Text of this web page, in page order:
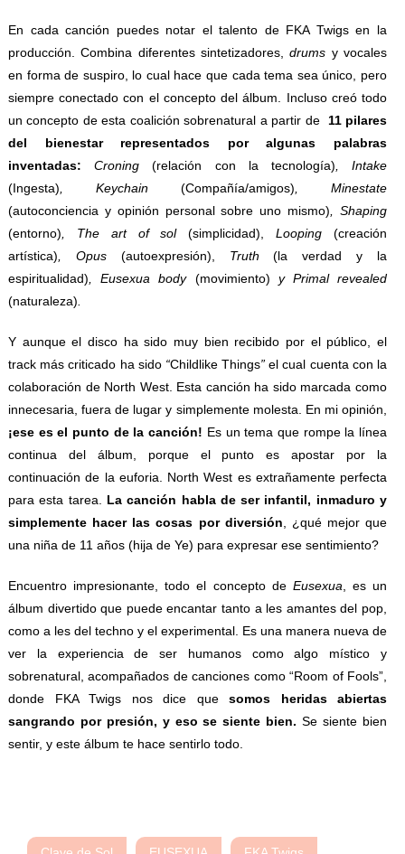
En cada canción puedes notar el talento de FKA Twigs en la
producción. Combina diferentes sintetizadores,drums y vocales
en forma de suspiro, lo cual hace que cada tema sea único, pero
siempre conectado con el concepto del álbum. Incluso creó todo
un concepto de esta coalición sobrenatural a partir de 11 pilares
del bienestar representados por algunas palabras
inventadas:
Croning(relación con la tecnología) , Intake
(Ingesta) , Keychain (Compañía/amigos) , Minestate
(autoconciencia y opinión personal sobre uno mismo) , Shaping
(entorno) , The art of sol(simplicidad), Looping(creación
artística) , Opus (autoexpresión), Truth(la verdad y la
espiritualidad) , Eusexua body (movimiento) y Primal revealed
(naturaleza)
Y aunque el disco ha sido muy bien recibido por el público, el
track más criticado ha sido “Childlike Things” el cual cuenta con la
colaboración de North West. Esta canción ha sido marcada como
innecesaria, fuera de lugar y simplemente molesta. En mi opinión,
¡ese es el punto de la canción! Es un tema que rompe la línea
continua del álbum, porque el punto es apostar por la
continuación de la euforia. North West es extrañamente perfecta
para esta tarea. La canción habla de ser infantil, inmaduro y
simplemente hacer las cosas por diversión , ¿qué mejor que
una niña de 11 años (hija de Ye) para expresar ese sentimiento?
Encuentro impresionante, todo el concepto de Eusexua , es un
álbum divertido que puede encantar tanto a les amantes del pop,
como a les del techno y el experimental. Es una manera nueva de
ver la experiencia de ser humanos como algo místico y
sobrenatural, acompañados de canciones como “Room of Fools”,
donde FKA Twigs nos dice que somos heridas abiertas
sangrando por presión, y eso se siente bien. Se siente bien
sentir, y este álbum te hace sentirlo todo.